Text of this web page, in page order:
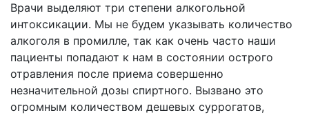
Врачи выделяют три степени алкогольной
интоксикации. Мы не будем указывать количество
алкоголя в промилле, так как очень часто наши
пациенты попадают к нам в состоянии острого
отравления после приема совершенно
незначительной дозы спиртного. Вызвано это
огромным количеством дешевых суррогатов,